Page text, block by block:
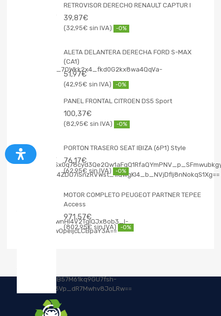
RETROVISOR DERECHO RENAULT CAPTUR I
39,87€
32,95€ -0%
ALETA DELANTERA DERECHA FORD S-MAX
(CA1)
51,97€
42,95€ -0%
PANEL FRONTAL CITROEN DS5 Sport
100,37€
82,95€ -0%
PORTON TRASERO SEAT IBIZA (6P1) Style
76,17€
62,95€ -0%
MOTOR COMPLETO PEUGEOT PARTNER TEPEE
Access
971,57€
802,95€ -0%